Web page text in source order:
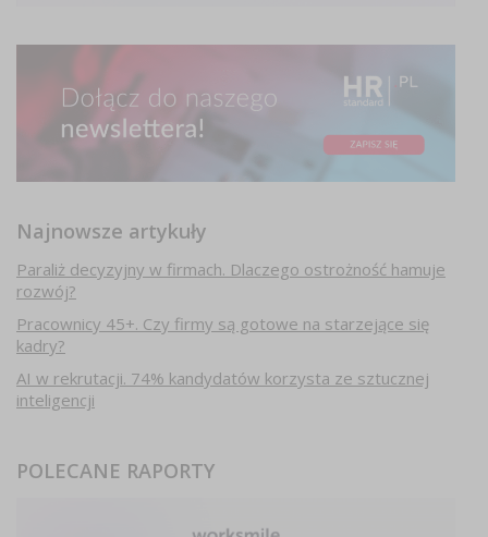
Najnowsze artykuły
Paraliż decyzyjny w firmach. Dlaczego ostrożność hamuje
rozwój?
Pracownicy 45+. Czy firmy są gotowe na starzejące się
kadry?
AI w rekrutacji. 74% kandydatów korzysta ze sztucznej
inteligencji
POLECANE RAPORTY